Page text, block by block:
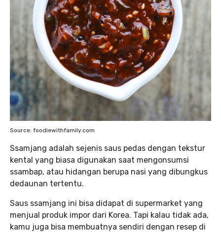
Source: foodiewithfamily.com
Ssamjang adalah sejenis saus pedas dengan tekstur
kental yang biasa digunakan saat mengonsumsi
ssambap, atau hidangan berupa nasi yang dibungkus
dedaunan tertentu.
Saus ssamjang ini bisa didapat di supermarket yang
menjual produk impor dari Korea. Tapi kalau tidak ada,
kamu juga bisa membuatnya sendiri dengan resep di